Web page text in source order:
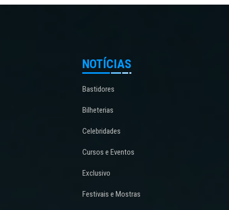
NOTÍCIAS
Bastidores
Bilheterias
Celebridades
Cursos e Eventos
Exclusivo
Festivais e Mostras